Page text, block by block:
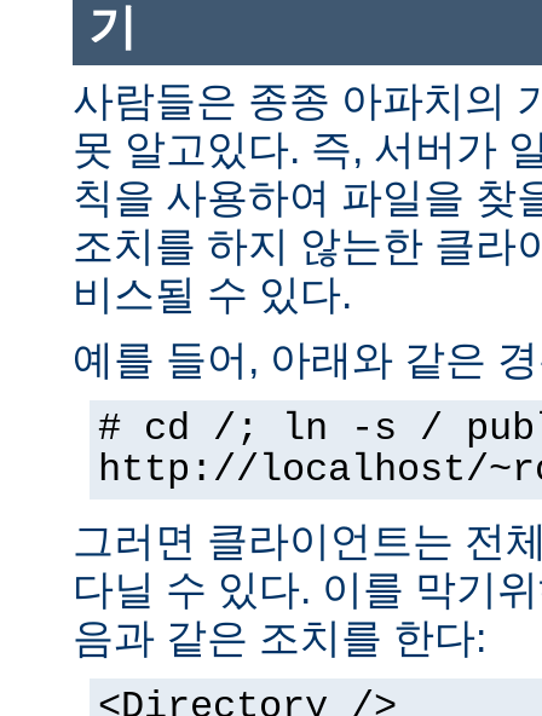
기
사람들은 종종 아파치의
못 알고있다. 즉, 서버가
칙을 사용하여 파일을 찾
조치를 하지 않는한 클라
비스될 수 있다.
예를 들어, 아래와 같은
# cd /; ln -s /
http://localhost/
그러면 클라이언트는 전
다닐 수 있다. 이를 막기
음과 같은 조치를 한다:
<Directory />